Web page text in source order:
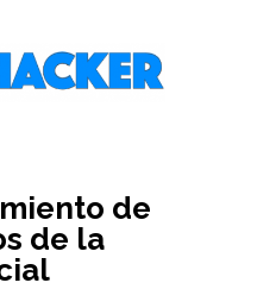
de
de la